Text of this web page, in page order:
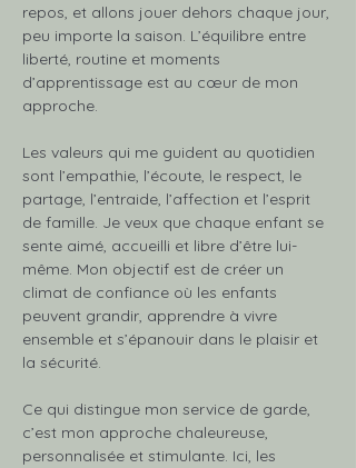
repos, et allons jouer dehors chaque jour,
peu importe la saison. L’équilibre entre
liberté, routine et moments
d’apprentissage est au cœur de mon
approche.
Les valeurs qui me guident au quotidien
sont l’empathie, l’écoute, le respect, le
partage, l’entraide, l’affection et l’esprit
de famille. Je veux que chaque enfant se
sente aimé, accueilli et libre d’être lui-
même. Mon objectif est de créer un
climat de confiance où les enfants
peuvent grandir, apprendre à vivre
ensemble et s’épanouir dans le plaisir et
la sécurité.
Ce qui distingue mon service de garde,
c’est mon approche chaleureuse,
personnalisée et stimulante. Ici, les